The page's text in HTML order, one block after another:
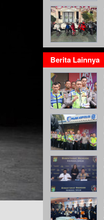
Berita Lainnya